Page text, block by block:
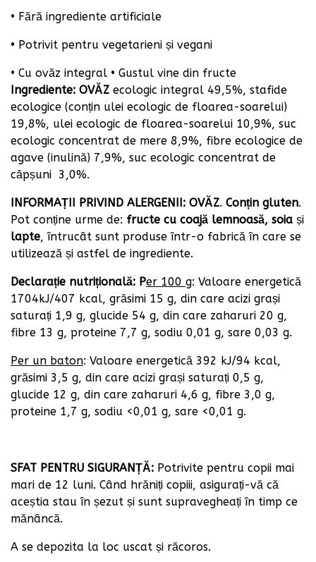
• Fără ingrediente artificiale
• Potrivit pentru vegetarieni și vegani
• Cu ovăz integral • Gustul vine din fructe
Ingrediente: OVĂZ ecologic integral 49,5%, stafide
ecologice (conțin ulei ecologic de floarea-soarelui)
19,8%, ulei ecologic de floarea-soarelui 10,9%, suc
ecologic concentrat de mere 8,9%, fibre ecologice de
agave (inulină) 7,9%, suc ecologic concentrat de
căpșuni 3,0%.
INFORMAȚII PRIVIND ALERGENII: OVĂZ. Conțin gluten.
Pot conține urme de: fructe cu coajă lemnoasă, soia și
lapte, întrucât sunt produse într-o fabrică în care se
utilizează și astfel de ingrediente.
Declarație nutrițională: Per 100 g: Valoare energetică
1704kJ/407 kcal, grăsimi 15 g, din care acizi grași
saturați 1,9 g, glucide 54 g, din care zaharuri 20 g,
fibre 13 g, proteine 7,7 g, sodiu 0,01 g, sare 0,03 g.
Per un baton: Valoare energetică 392 kJ/94 kcal,
grăsimi 3,5 g, din care acizi grași saturați 0,5 g,
glucide 12 g, din care zaharuri 4,6 g, fibre 3,0 g,
proteine 1,7 g, sodiu <0,01 g, sare <0,01 g.
SFAT PENTRU SIGURANȚĂ: Potrivite pentru copii mai
mari de 12 luni. Când hrăniți copiii, asigurați-vă că
aceștia stau în șezut și sunt supravegheați în timp ce
mănâncă.
A se depozita la loc uscat și răcoros.